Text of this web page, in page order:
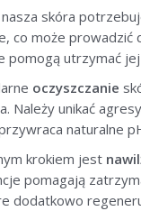
skóra
co może prowadzić
pomogą utrzymać
oczyszczanie
Należy unikać
naturalne
krokiem jest
pomagają
dodatkowo